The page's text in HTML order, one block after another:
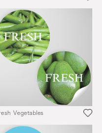
Vegetables